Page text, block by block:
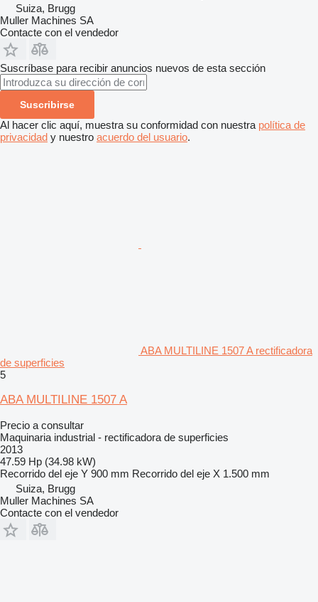
Suiza, Brugg
Muller Machines SA
Contacte con el vendedor
Suscríbase para recibir anuncios nuevos de esta sección
Suscribirse
Al hacer clic aquí, muestra su conformidad con nuestra política de
privacidad y nuestro acuerdo del usuario.
ABA MULTILINE 1507 A rectificadora
de superficies
5
ABA MULTILINE 1507 A
Precio a consultar
Maquinaria industrial - rectificadora de superficies
2013
47.59 Hp (34.98 kW)
Recorrido del eje Y 900 mm Recorrido del eje X 1.500 mm
Suiza, Brugg
Muller Machines SA
Contacte con el vendedor